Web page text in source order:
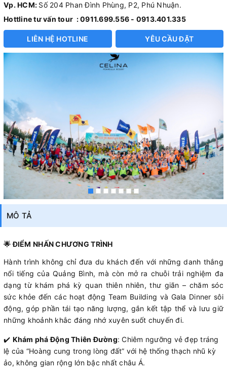
MÔ TẢ
🌟 ĐIỂM NHẤN CHƯƠNG TRÌNH
Hành trình không chỉ đưa du khách đến với những danh thắng
nổi tiếng của Quảng Bình, mà còn mở ra chuỗi trải nghiệm đa
dạng từ khám phá kỳ quan thiên nhiên, thư giãn – chăm sóc
sức khỏe đến các hoạt động Team Building và Gala Dinner sôi
động, góp phần tái tạo năng lượng, gắn kết tập thể và lưu giữ
những khoảnh khắc đáng nhớ xuyên suốt chuyến đi.
✔️ Khám phá Động Thiên Đường: Chiêm ngưỡng vẻ đẹp tráng
lệ của “Hoàng cung trong lòng đất” với hệ thống thạch nhũ kỳ
ảo, không gian rộng lớn bậc nhất châu Á.
Vp. HCM: Số 204 Phan Đình Phùng, P2, Phú Nhuận.
Hottline tư vấn tour : 0911.699.556 - 0913.401.335
LIÊN HỆ HOTLINE YÊU CẦU ĐẶT